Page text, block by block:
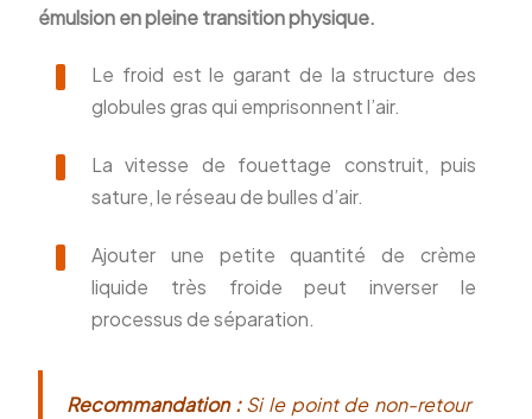
émulsion en pleine transition physique.
Le froid est le garant de la structure des
globules gras qui emprisonnent l’air.
La vitesse de fouettage construit, puis
sature, le réseau de bulles d’air.
Ajouter une petite quantité de crème
liquide très froide peut inverser le
processus de séparation.
Recommandation :Si le point de non-retour